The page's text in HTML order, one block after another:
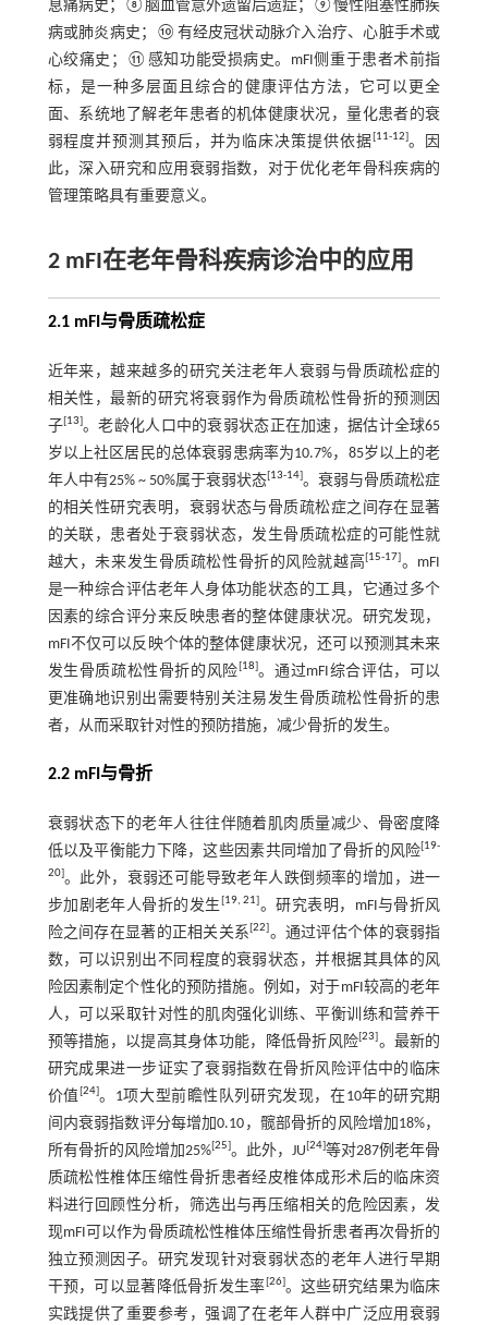
息痛病史；⑧脑血管意外遗留后遗症；⑨慢性阻塞性肺疾
病或肺炎病史；⑩有经皮冠状动脉介入治疗、心脏手术或
心绞痛史；⑪感知功能受损病史。mFI侧重于患者术前指
标，是一种多层面且综合的健康评估方法，它可以更全
面、系统地了解老年患者的机体健康状况，量化患者的衰
弱程度并预测其预后，并为临床决策提供依据[11-12]。因
此，深入研究和应用衰弱指数，对于优化老年骨科疾病的
管理策略具有重要意义。
2 mFI在老年骨科疾病诊治中的应用
2.1 mFI与骨质疏松症
近年来，越来越多的研究关注老年人衰弱与骨质疏松症的
相关性，最新的研究将衰弱作为骨质疏松性骨折的预测因
子[13]。老龄化人口中的衰弱状态正在加速，据估计全球65
岁以上社区居民的总体衰弱患病率为10.7%，85岁以上的老
年人中有25% ~ 50%属于衰弱状态[13-14]。衰弱与骨质疏松症
的相关性研究表明，衰弱状态与骨质疏松症之间存在显著
的关联，患者处于衰弱状态，发生骨质疏松症的可能性就
越大，未来发生骨质疏松性骨折的风险就越高[15-17]。mFI
是一种综合评估老年人身体功能状态的工具，它通过多个
因素的综合评分来反映患者的整体健康状况。研究发现，
mFI不仅可以反映个体的整体健康状况，还可以预测其未来
发生骨质疏松性骨折的风险[18]。通过mFI综合评估，可以
更准确地识别出需要特别关注易发生骨质疏松性骨折的患
者，从而采取针对性的预防措施，减少骨折的发生。
2.2 mFI与骨折
衰弱状态下的老年人往往伴随着肌肉质量减少、骨密度降
低以及平衡能力下降，这些因素共同增加了骨折的风险[19-
20]。此外，衰弱还可能导致老年人跌倒频率的增加，进一
步加剧老年人骨折的发生 [19,21]。研究表明，mFI与骨折风
险之间存在显著的正相关关系[22]。通过评估个体的衰弱指
数，可以识别出不同程度的衰弱状态，并根据其具体的风
险因素制定个性化的预防措施。例如，对于mFI较高的老年
人，可以采取针对性的肌肉强化训练、平衡训练和营养干
预等措施，以提高其身体功能，降低骨折风险[23]。最新的
研究成果进一步证实了衰弱指数在骨折风险评估中的临床
价值 [24]。1项大型前瞻性队列研究发现，在10年的研究期
间内衰弱指数评分每增加0.10，髋部骨折的风险增加18%，
所有骨折的风险增加25%[25]。此外，JU[24]等对287例老年骨
质疏松性椎体压缩性骨折患者经皮椎体成形术后的临床资
料进行回顾性分析，筛选出与再压缩相关的危险因素，发
现mFI可以作为骨质疏松性椎体压缩性骨折患者再次骨折的
独立预测因子。研究发现针对衰弱状态的老年人进行早期
干预，可以显著降低骨折发生率[26]。这些研究结果为临床
实践提供了重要参考，强调了在老年人群中广泛应用衰弱